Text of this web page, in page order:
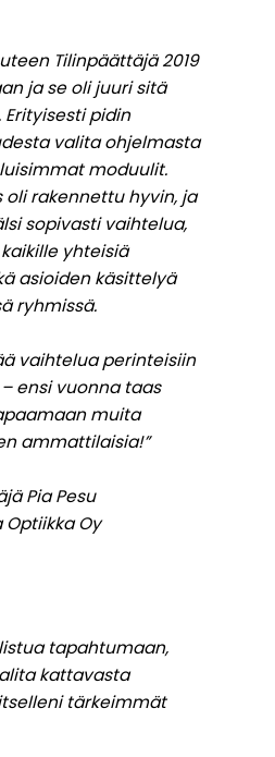
Tilinpäättäjä 2019
ja se oli juuri sitä
pidin
valita ohjelmasta
moduulit.
oli rakennettu hyvin, ja
sopivasti vaihtelua,
yhteisiä
asioiden käsittelyä
ryhmissä.
vaihtelua perinteisiin
ensi vuonna taas
muita
ammattilaisia!”
Pia Pesu
Oy
tapahtumaan,
kattavasta
tärkeimmät